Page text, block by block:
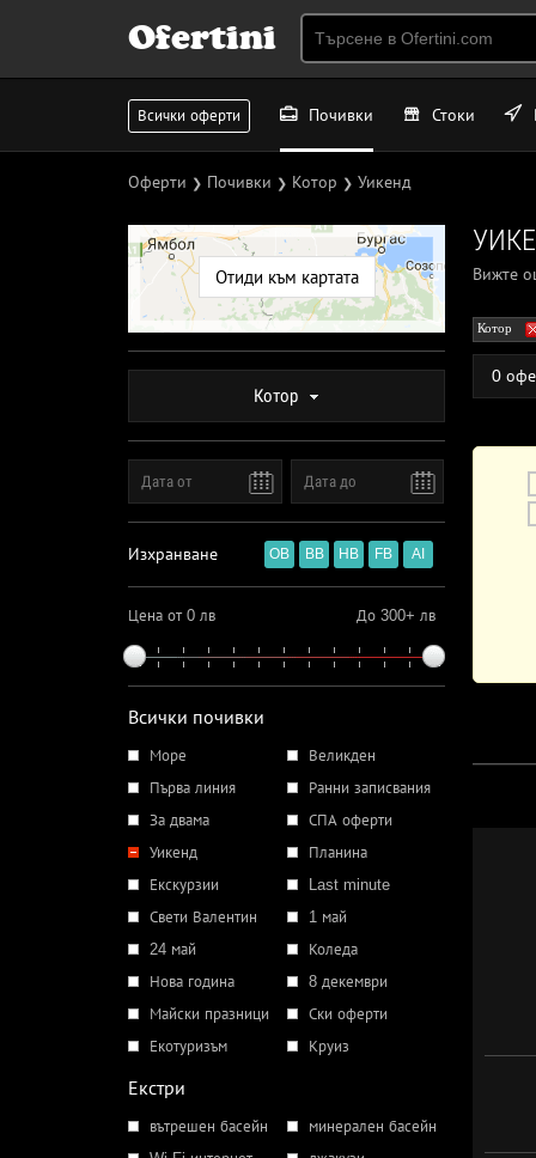
Ofertini
Всички оферти Почивки Стоки
Оферти ❯ Почивки ❯ Котор ❯ Уикенд
Отиди към картата
Котор
Изхранване OB BB HB FB AI
Цена от 0 лв До 300+ лв
Всички почивки
Море
Великден
Първа линия
Ранни записвания
За двама
СПА оферти
Уикенд
Планина
Екскурзии
Last minute
Свети Валентин
1 май
24 май
Коледа
Нова година
8 декември
Майски празници
Ски оферти
Екотуризъм
Круиз
Екстри
вътрешен басейн
минерален басейн
Вижте
Котор
0